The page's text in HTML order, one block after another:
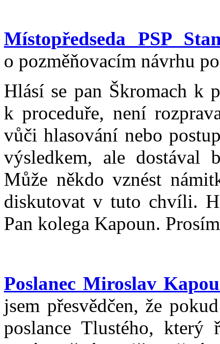
Místopředseda PSP
o pozměňovacím návrhu
Hlásí se pan Škromach k
k proceduře, není
vůči hlasování nebo
výsledkem, ale dostával
Může někdo vznést
diskutovat v tuto chvíli.
Pan kolega Kapoun.
Poslanec Miroslav
jsem přesvědčen, že
poslance Tlustého, který